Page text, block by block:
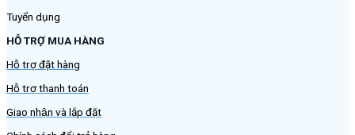
Tuyển dụng
HỖ TRỢ MUA HÀNG
Hỗ trợ đặt hàng
Hỗ trợ thanh toán
Giao nhận và lắp đặt